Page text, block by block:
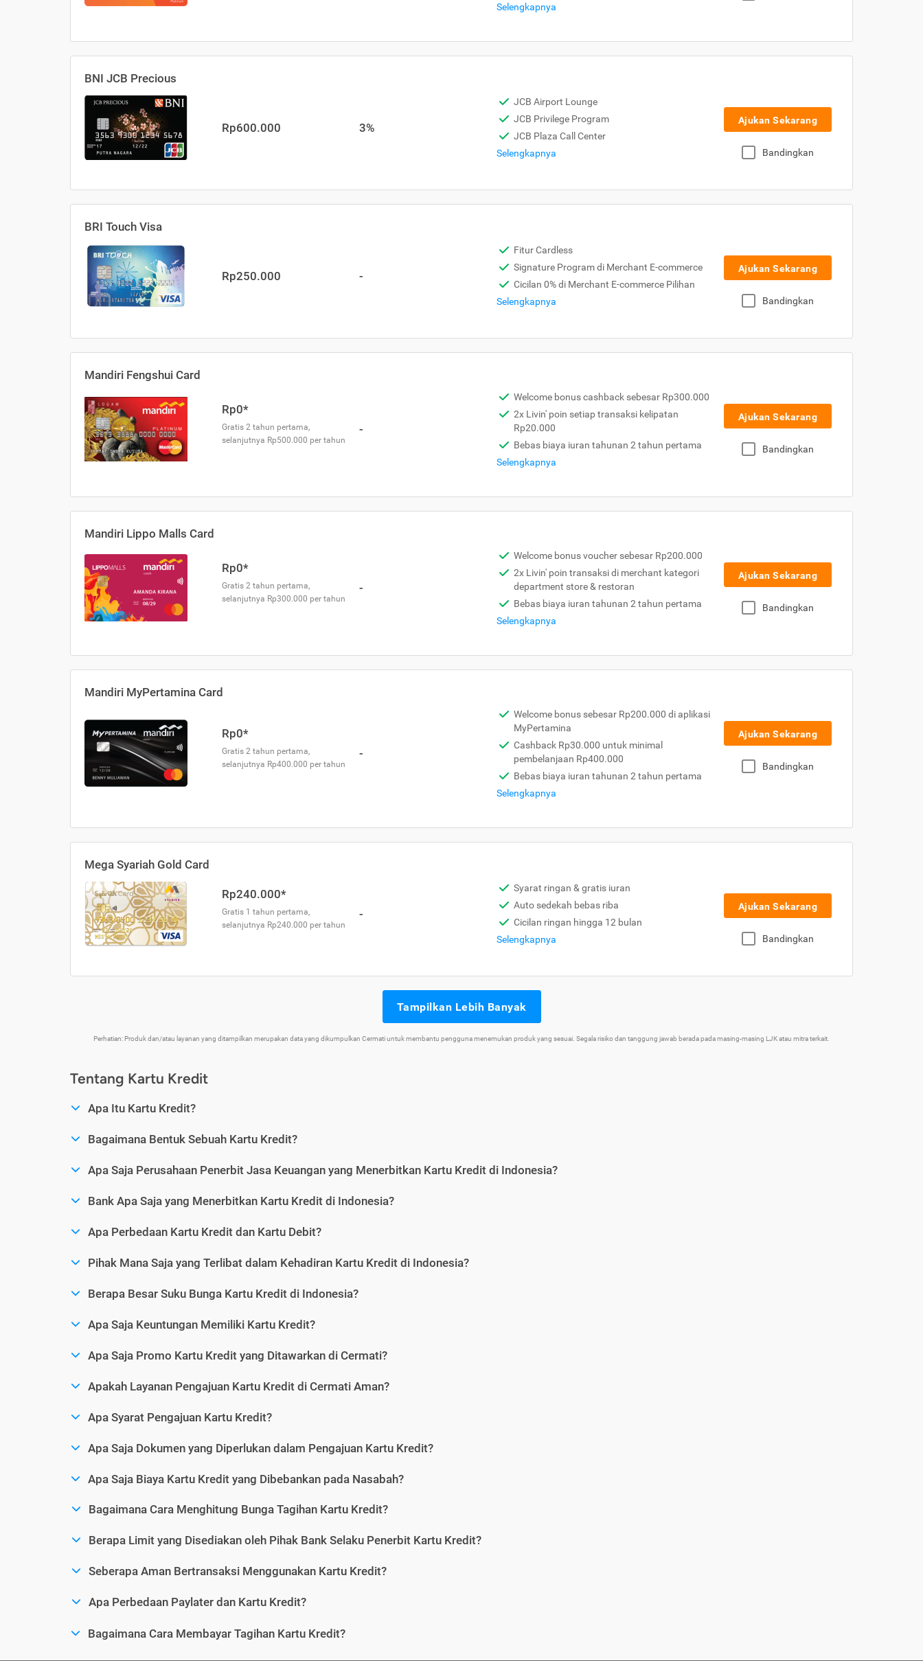
Selengkapnya
BNI JCB Precious
Rp600.000 3%
JCB Airport Lounge
JCB Privilege Program
JCB Plaza Call Center
Selengkapnya
Ajukan Sekarang
Bandingkan
BRI Touch Visa
Rp250.000 -
Fitur Cardless
Signature Program di Merchant E-commerce
Cicilan 0% di Merchant E-commerce Pilihan
Selengkapnya
Ajukan Sekarang
Bandingkan
Mandiri Fengshui Card
Rp0*
Gratis 2 tahun pertama,
selanjutnya Rp500.000 per tahun
-
Welcome bonus cashback sebesar Rp300.000
2x Livin' poin setiap transaksi kelipatan
Rp20.000
Bebas biaya iuran tahunan 2 tahun pertama
Selengkapnya
Ajukan Sekarang
Bandingkan
Mandiri Lippo Malls Card
Rp0*
Gratis 2 tahun pertama,
selanjutnya Rp300.000 per tahun
-
Welcome bonus voucher sebesar Rp200.000
2x Livin' poin transaksi di merchant kategori
department store & restoran
Bebas biaya iuran tahunan 2 tahun pertama
Selengkapnya
Ajukan Sekarang
Bandingkan
Mandiri MyPertamina Card
Rp0*
Gratis 2 tahun pertama,
selanjutnya Rp400.000 per tahun
-
Welcome bonus sebesar Rp200.000 di aplikasi
MyPertamina
Cashback Rp30.000 untuk minimal
pembelanjaan Rp400.000
Bebas biaya iuran tahunan 2 tahun pertama
Selengkapnya
Ajukan Sekarang
Bandingkan
Mega Syariah Gold Card
Rp240.000*
Gratis 1 tahun pertama,
selanjutnya Rp240.000 per tahun
-
Syarat ringan & gratis iuran
Auto sedekah bebas riba
Cicilan ringan hingga 12 bulan
Selengkapnya
Ajukan Sekarang
Bandingkan
Tampilkan Lebih Banyak
Perhatian: Produk dan/atau layanan yang ditampilkan merupakan data yang dikumpulkan Cermati untuk membantu pengguna menemukan produk yang sesuai. Segala risiko dan tanggung jawab berada pada masing-masing LJK atau mitra terkait.
Tentang Kartu Kredit
Apa Itu Kartu Kredit?
Bagaimana Bentuk Sebuah Kartu Kredit?
Apa Saja Perusahaan Penerbit Jasa Keuangan yang Menerbitkan Kartu Kredit di Indonesia?
Bank Apa Saja yang Menerbitkan Kartu Kredit di Indonesia?
Apa Perbedaan Kartu Kredit dan Kartu Debit?
Pihak Mana Saja yang Terlibat dalam Kehadiran Kartu Kredit di Indonesia?
Berapa Besar Suku Bunga Kartu Kredit di Indonesia?
Apa Saja Keuntungan Memiliki Kartu Kredit?
Apa Saja Promo Kartu Kredit yang Ditawarkan di Cermati?
Apakah Layanan Pengajuan Kartu Kredit di Cermati Aman?
Apa Syarat Pengajuan Kartu Kredit?
Apa Saja Dokumen yang Diperlukan dalam Pengajuan Kartu Kredit?
Apa Saja Biaya Kartu Kredit yang Dibebankan pada Nasabah?
Bagaimana Cara Menghitung Bunga Tagihan Kartu Kredit?
Berapa Limit yang Disediakan oleh Pihak Bank Selaku Penerbit Kartu Kredit?
Seberapa Aman Bertransaksi Menggunakan Kartu Kredit?
Apa Perbedaan Paylater dan Kartu Kredit?
Bagaimana Cara Membayar Tagihan Kartu Kredit?